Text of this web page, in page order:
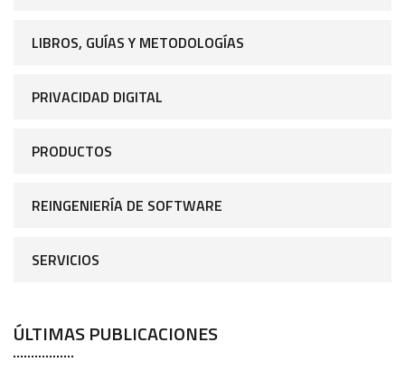
LIBROS, GUÍAS Y METODOLOGÍAS
PRIVACIDAD DIGITAL
PRODUCTOS
REINGENIERÍA DE SOFTWARE
SERVICIOS
ÚLTIMAS PUBLICACIONES